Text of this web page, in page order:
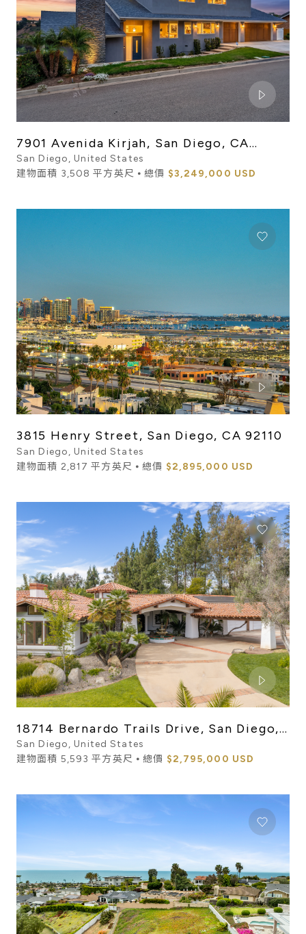
7901 Avenida Kirjah, San Diego, CA
92037
San Diego, United States
建物面積 3,508 平方英尺 ⦁ 總價 $3,249,000 USD
3815 Henry Street, San Diego, CA 92110
San Diego, United States
建物面積 2,817 平方英尺 ⦁ 總價 $2,895,000 USD
18714 Bernardo Trails Drive, San Diego,
CA 92128
San Diego, United States
建物面積 5,593 平方英尺 ⦁ 總價 $2,795,000 USD